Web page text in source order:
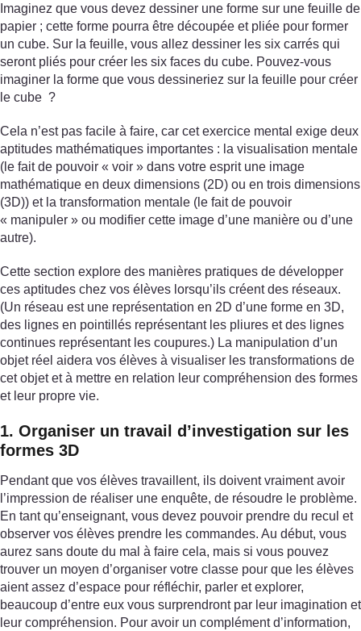
Imaginez que vous devez dessiner une forme sur une feuille de
papier ; cette forme pourra être découpée et pliée pour former
un cube. Sur la feuille, vous allez dessiner les six carrés qui
seront pliés pour créer les six faces du cube. Pouvez-vous
imaginer la forme que vous dessineriez sur la feuille pour créer
le cube ?
Cela n’est pas facile à faire, car cet exercice mental exige deux
aptitudes mathématiques importantes : la visualisation mentale
(le fait de pouvoir « voir » dans votre esprit une image
mathématique en deux dimensions (2D) ou en trois dimensions
(3D)) et la transformation mentale (le fait de pouvoir
« manipuler » ou modifier cette image d’une manière ou d’une
autre).
Cette section explore des manières pratiques de développer
ces aptitudes chez vos élèves lorsqu’ils créent des réseaux.
(Un réseau est une représentation en 2D d’une forme en 3D,
des lignes en pointillés représentant les pliures et des lignes
continues représentant les coupures.) La manipulation d’un
objet réel aidera vos élèves à visualiser les transformations de
cet objet et à mettre en relation leur compréhension des formes
et leur propre vie.
1. Organiser un travail d’investigation sur les
formes 3D
Pendant que vos élèves travaillent, ils doivent vraiment avoir
l’impression de réaliser une enquête, de résoudre le problème.
En tant qu’enseignant, vous devez pouvoir prendre du recul et
observer vos élèves prendre les commandes. Au début, vous
aurez sans doute du mal à faire cela, mais si vous pouvez
trouver un moyen d’organiser votre classe pour que les élèves
aient assez d’espace pour réfléchir, parler et explorer,
beaucoup d’entre eux vous surprendront par leur imagination et
leur compréhension. Pour avoir un complément d’information,